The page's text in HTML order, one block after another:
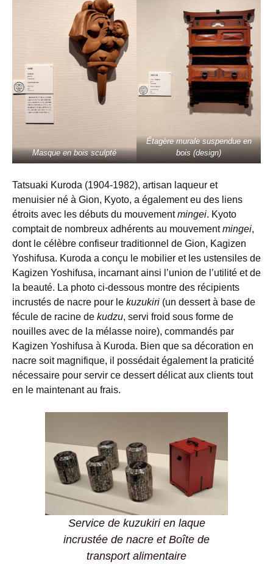
Masque en bois sculpté
Étagère murale suspendue en
bois (design)
Tatsuaki Kuroda (1904-1982), artisan laqueur et
menuisier né à Gion, Kyoto, a également eu des liens
étroits avec les débuts du mouvementmingei. Kyoto
comptait de nombreux adhérents au mouvementmingei,
dont le célèbre confiseur traditionnel de Gion, Kagizen
Yoshifusa. Kuroda a conçu le mobilier et les ustensiles de
Kagizen Yoshifusa, incarnant ainsi l’union de l’utilité et de
la beauté. La photo ci-dessous montre des récipients
incrustés de nacre pour le kuzukiri (un dessert à base de
fécule de racine de kudzu, servi froid sous forme de
nouilles avec de la mélasse noire), commandés par
Kagizen Yoshifusa à Kuroda. Bien que sa décoration en
nacre soit magnifique, il possédait également la praticité
nécessaire pour servir ce dessert délicat aux clients tout
en le maintenant au frais.
Service de kuzukiri en laque
incrustée de nacre et Boîte de
transport alimentaire